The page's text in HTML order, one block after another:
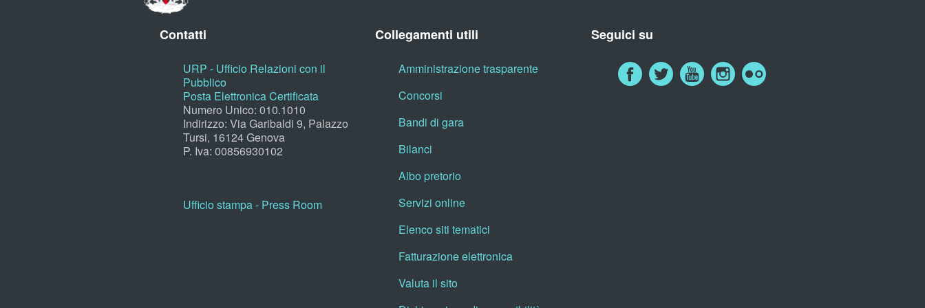
Contatti
URP - Ufficio Relazioni con il
Pubblico
Posta Elettronica Certificata
Numero Unico: 010.1010
Indirizzo: Via Garibaldi 9, Palazzo
Tursi, 16124 Genova
P. Iva: 00856930102
Ufficio stampa - Press Room
Collegamenti utili
Amministrazione trasparente
Concorsi
Bandi di gara
Bilanci
Albo pretorio
Servizi online
Elenco siti tematici
Fatturazione elettronica
Valuta il sito
Seguici su